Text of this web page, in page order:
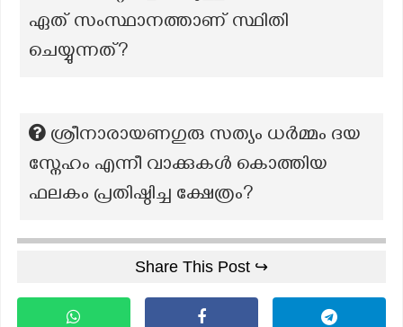
ഏത് സംസ്ഥാനത്താണ് സ്ഥിതി
ചെയ്യുന്നത്?
ശ്രീനാരായണഗുരു സത്യം ധര്‍മ്മം ദയ
സ്നേഹം എന്നീ വാക്കുകള്‍ കൊത്തിയ
ഫലകം പ്രതിഷ്ഠിച്ച ക്ഷേത്രം?
Share This Post ↪